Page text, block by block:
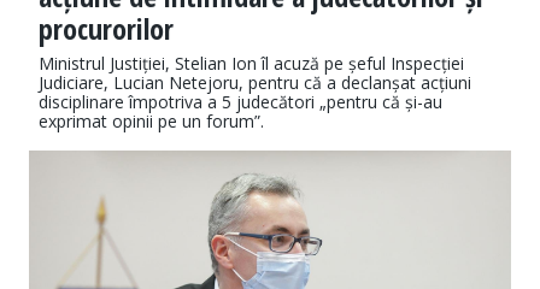
procurorilor
Ministrul Justiției, Stelian Ion îl acuză pe șeful Inspecției
Judiciare, Lucian Netejoru, pentru că a declanșat acțiuni
disciplinare împotriva a 5 judecători „pentru că și-au
exprimat opinii pe un forum”.